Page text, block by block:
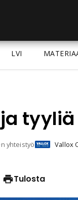
LVI
yhteistyö
Vallox
Tulosta